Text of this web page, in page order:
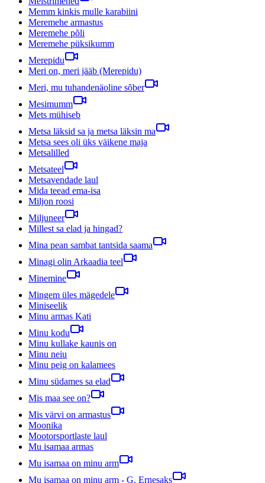
Memm kinkis mulle karabiini
Meremehe armastus
Meremehe põli
Meremehe püksikumm
Merepidu
Meri on, meri jääb (Merepidu)
Meri, mu tuhandenäoline sõber
Mesimumm
Mets mühiseb
Metsa läksid sa ja metsa läksin ma
Metsa sees oli üks väikene maja
Metsalilled
Metsateel
Metsavendade laul
Mida teead ema-isa
Miljon roosi
Miljuneer
Millest sa elad ja hingad?
Mina pean sambat tantsida saama
Minagi olin Arkaadia teel
Minemine
Mingem üles mägedele
Miniseelik
Minu armas Kati
Minu kodu
Minu kullake kaunis on
Minu neiu
Minu peig on kalamees
Minu südames sa elad
Mis maa see on?
Mis värvi on armastus
Moonika
Mootorsportlaste laul
Mu isamaa armas
Mu isamaa on minu arm
Mu isamaa on minu arm - G. Ernesaks